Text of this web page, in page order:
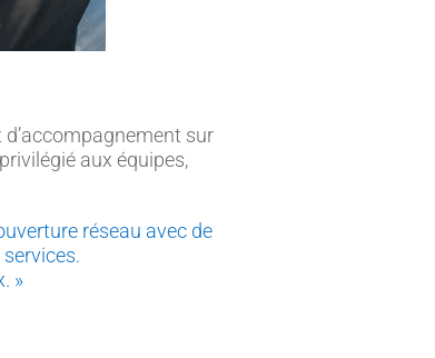
d’accompagnement sur
aux équipes,
réseau avec de
»